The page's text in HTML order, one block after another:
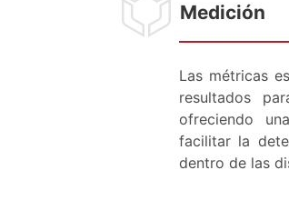
Medición
Las métricas
resultados
ofreciendo
facilitar la
dentro de las